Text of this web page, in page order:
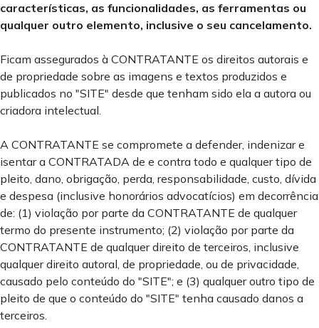
características, as funcionalidades, as ferramentas ou
qualquer outro elemento, inclusive o seu cancelamento.
Ficam assegurados à CONTRATANTE os direitos autorais e
de propriedade sobre as imagens e textos produzidos e
publicados no "SITE" desde que tenham sido ela a autora ou
criadora intelectual.
A CONTRATANTE se compromete a defender, indenizar e
isentar a CONTRATADA de e contra todo e qualquer tipo de
pleito, dano, obrigação, perda, responsabilidade, custo, dívida
e despesa (inclusive honorários advocatícios) em decorrência
de: (1) violação por parte da CONTRATANTE de qualquer
termo do presente instrumento; (2) violação por parte da
CONTRATANTE de qualquer direito de terceiros, inclusive
qualquer direito autoral, de propriedade, ou de privacidade,
causado pelo conteúdo do "SITE"; e (3) qualquer outro tipo de
pleito de que o conteúdo do "SITE" tenha causado danos a
terceiros.